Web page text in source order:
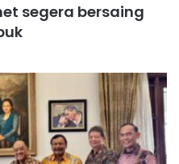
segera bersaing